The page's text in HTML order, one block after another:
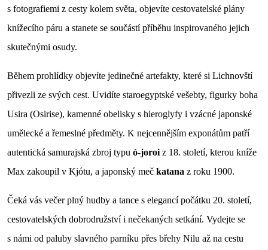
s fotografiemi z cesty kolem světa, objevíte cestovatelské plány
knížecího páru a stanete se součástí příběhu inspirovaného jejich
skutečnými osudy.
Během prohlídky objevíte jedinečné artefakty, které si Lichnovští
přivezli ze svých cest. Uvidíte staroegyptské vešebty, figurky boha
Usira (Osirise), kamenné obelisky s hieroglyfy i vzácné japonské
umělecké a řemeslné předměty. K nejcennějším exponátům patří
autentická samurajská zbroj typu ó-joroi z 18. století, kterou kníže
Max zakoupil v Kjótu, a japonský meč katana z roku 1900.
Čeká vás večer plný hudby a tance s elegancí počátku 20. století,
cestovatelských dobrodružství i nečekaných setkání. Vydejte se
s námi od paluby slavného parníku přes břehy Nilu až na cestu